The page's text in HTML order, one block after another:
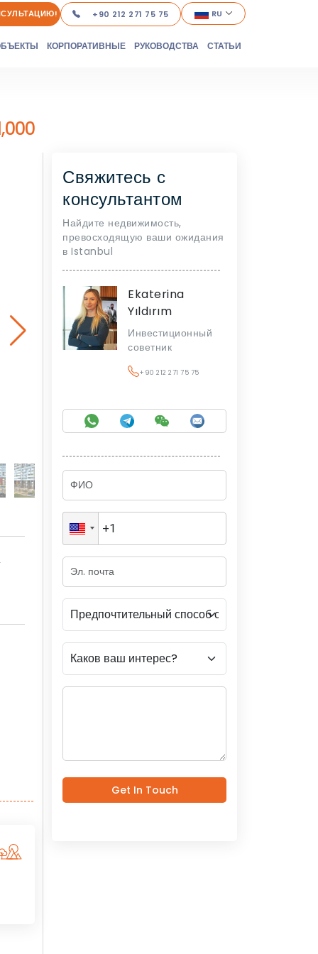
+90 212 271 75 75 RU
КОРПОРАТИВНЫЕ РУКОВОДСТВА СТАТЬИ
Свяжитесь с
консультантом
Найдите недвижимость,
превосходящую ваши ожидания
в Istanbul
Ekaterina
Yıldırım
Инвестиционный
советник
+90 212 271 75 75
Get In Touch